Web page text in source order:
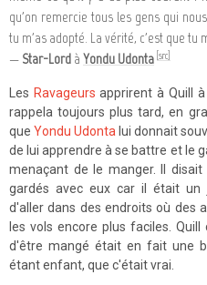
qu'on remercie tous les gens qui
tu m'as adopté. La vérité, c'est que tu
— Star-Lord à Yondu Udonta [src]
Les Ravageurs apprirent à Quill
rappela toujours plus tard, en
queYondu Udonta lui donnait
de lui apprendre à se battre et le
menaçant de le manger. Il
gardés avec eux car il était un
d'aller dans des endroits où des
les vols encore plus faciles.
d'être mangé était en fait une
étant enfant, que c'était vrai.